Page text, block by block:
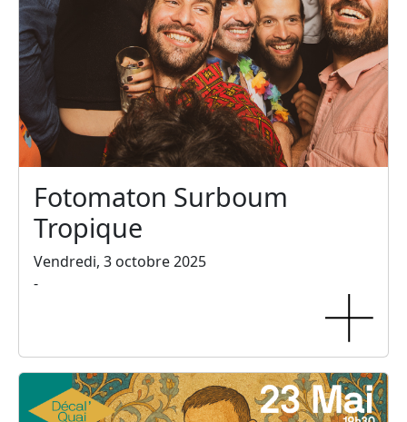
Fotomaton Surboum
Tropique
Vendredi, 3 octobre 2025
-